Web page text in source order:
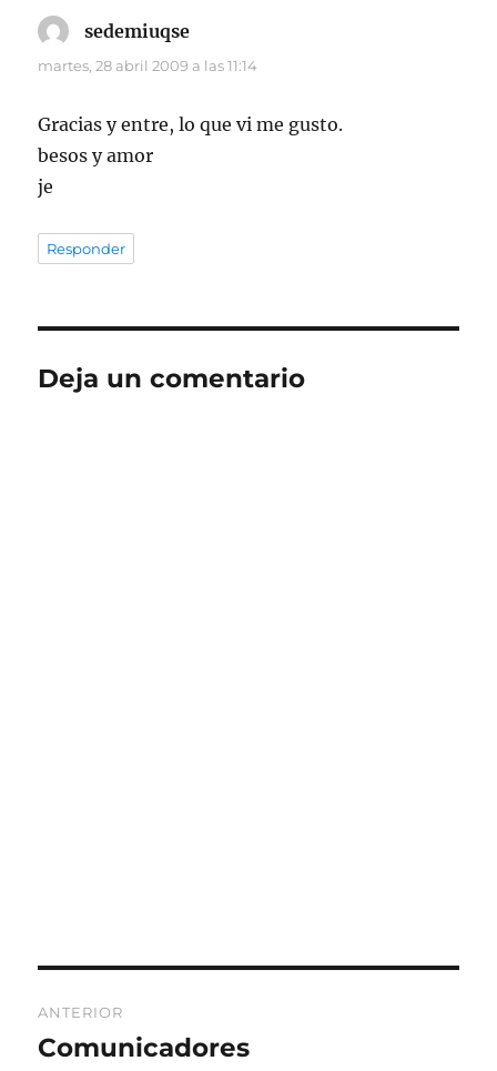
sedemiuqse
martes, 28 abril 2009 a las 11:14
Gracias y entre, lo que vi me gusto.
besos y amor
je
Responder
Deja un comentario
de
ANTERIOR
Entrada
Comunicadores